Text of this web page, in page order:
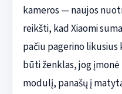
kameros — naujos
reikšti, kad Xiaomi
pačiu pagerino
būti ženklas, jog
modulį, panašų į